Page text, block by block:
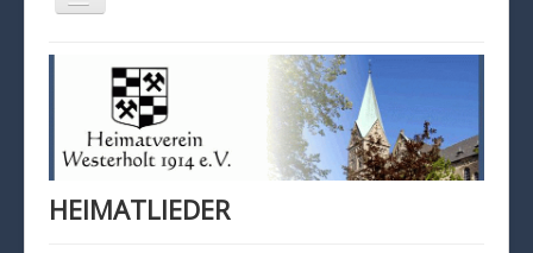
an/aus
KONTAKT
IMPRESSUM
DATENSCHUTZ
HEIMATLIEDER